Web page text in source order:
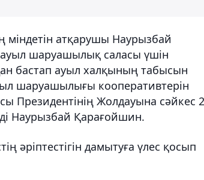
атқарушы Наурызбай
шаруашылық саласы үшін
бастап ауыл халқының табысын
шаруашылығы кооперативтерін
Президентінің Жолдауына сәйкес
Наурызбай Қарағойшин.
әріптестігін дамытуға үлес қосып